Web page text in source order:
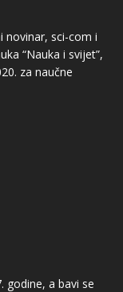
novinar, sci-com i
“Nauka i svijet”,
za naučne
godine, a bavi se